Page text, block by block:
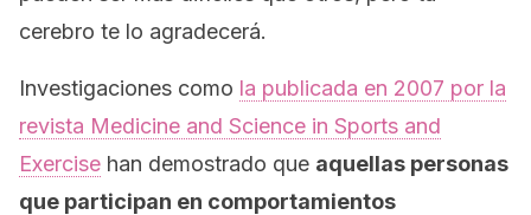
cerebro te lo agradecerá.
Investigaciones como la publicada en 2007 por la
revista Medicine and Science in Sports and
Exercise han demostrado que aquellas personas
que participan en comportamientos